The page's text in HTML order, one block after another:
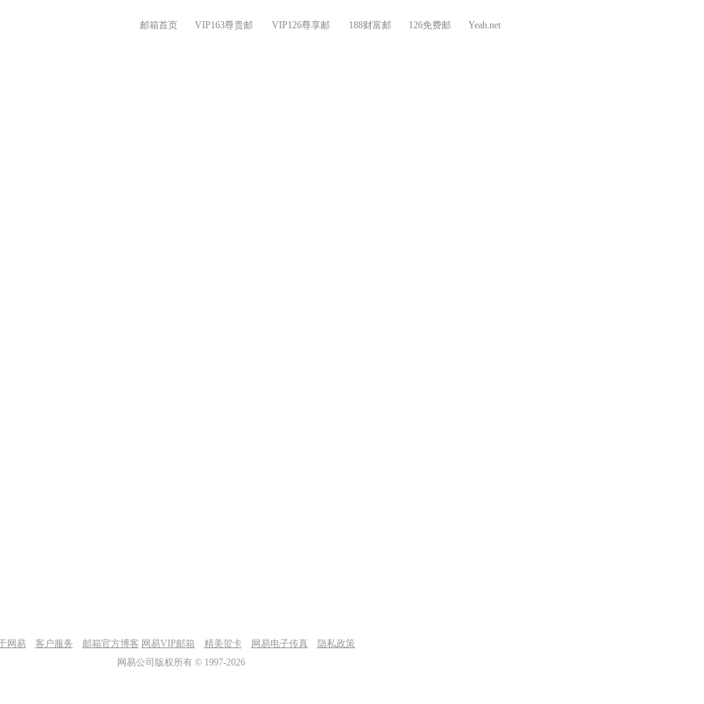
邮箱首页 VIP163尊贵邮 VIP126尊享邮 188财富邮 126免费邮 Yeah.net
网易 客户服务 邮箱官方博客 网易VIP邮箱 精美贺卡 网易电子传真
隐私政策
网易公司版权所有 © 1997-2026